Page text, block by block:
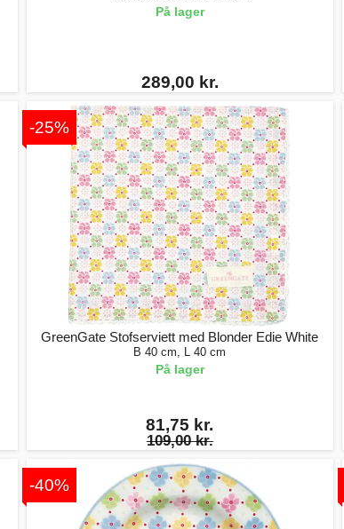
På lager
289,00 kr.
-25%
GreenGate Stofserviett med Blonder Edie White
B 40 cm, L 40 cm
På lager
81,75 kr.
109,00 kr.
-40%